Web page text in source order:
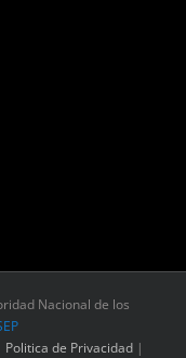
Nacional de los
Politica de Privacidad |